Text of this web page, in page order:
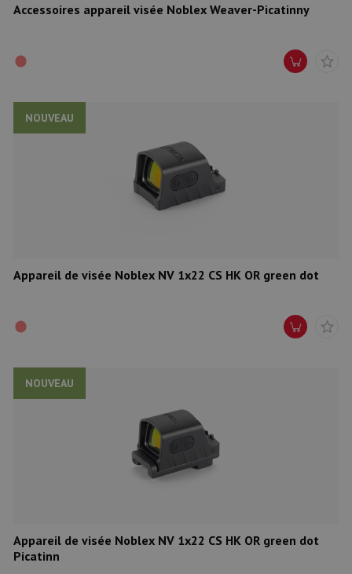
Accessoires appareil visée Noblex Weaver-Picatinny
NOUVEAU
Appareil de visée Noblex NV 1x22 CS HK OR green dot
NOUVEAU
Appareil de visée Noblex NV 1x22 CS HK OR green dot
Picatinn